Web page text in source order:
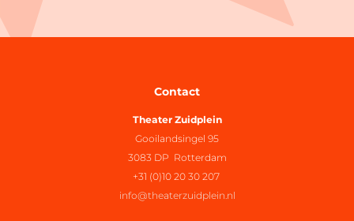
Contact
Theater Zuidplein
Gooilandsingel 95
3083 DP Rotterdam
+31 (0)10 20 30 207
info@theaterzuidplein.nl